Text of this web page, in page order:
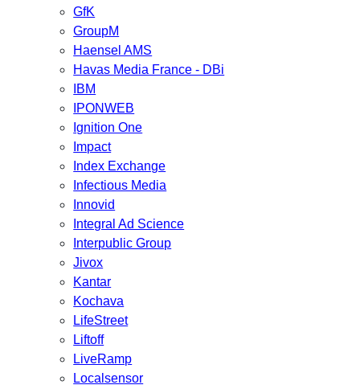
GfK
GroupM
Haensel AMS
Havas Media France - DBi
IBM
IPONWEB
Ignition One
Impact
Index Exchange
Infectious Media
Innovid
Integral Ad Science
Interpublic Group
Jivox
Kantar
Kochava
LifeStreet
Liftoff
LiveRamp
Localsensor